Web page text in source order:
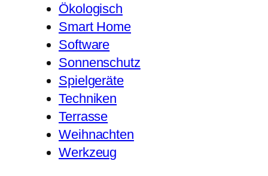
Ökologisch
Smart Home
Software
Sonnenschutz
Spielgeräte
Techniken
Terrasse
Weihnachten
Werkzeug